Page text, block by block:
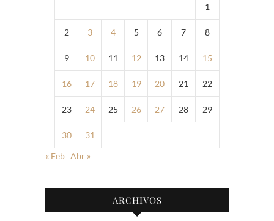
1
2 3 4 5 6 7 8
9 10 11 12 13 14 15
16 17 18 19 20 21 22
23 24 25 26 27 28 29
30
31
« Feb Abr »
ARCHIVOS